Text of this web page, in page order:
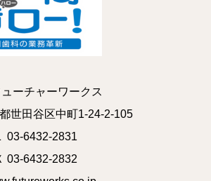
ーチャーワークス
世田谷区中町1-24-2-105
03-6432-2831
03-6432-2832